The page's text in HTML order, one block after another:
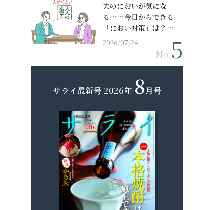
夫のにおいが気にな
る……今日からできる
「におい対策」は？…
2026/07/24
No.
サライ最新号 2026年 8月号